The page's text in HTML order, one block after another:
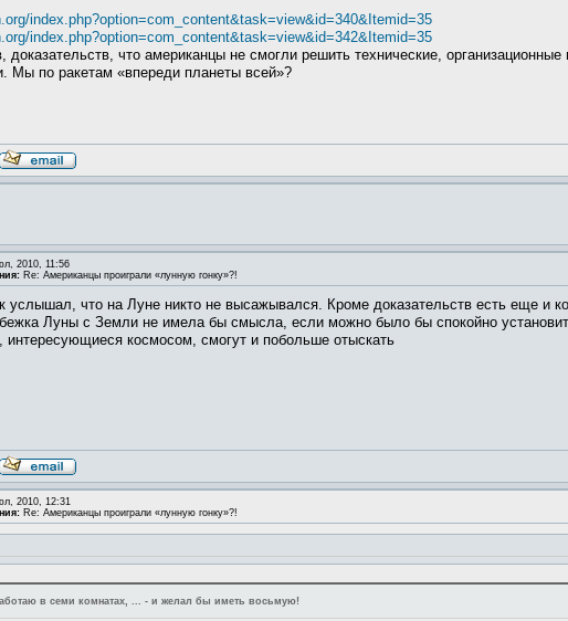
index.php?option=com_content&task=view&id=340&Itemid=35
index.php?option=com_content&task=view&id=342&Itemid=35
доказательств, что американцы не смогли решить технические,
Мы по ракетам «впереди планеты всей»?
2010, 11:56
Re: Американцы проиграли «лунную гонку»?!
услышал, что на Луне никто не высажывался. Кроме доказательств есть еще и
Луны с Земли не имела бы смысла, если можно было бы спокойно
космосом, смогут и побольше отыскать
2010, 12:31
Re: Американцы проиграли «лунную гонку»?!
в семи комнатах, ... - и желал бы иметь восьмую!